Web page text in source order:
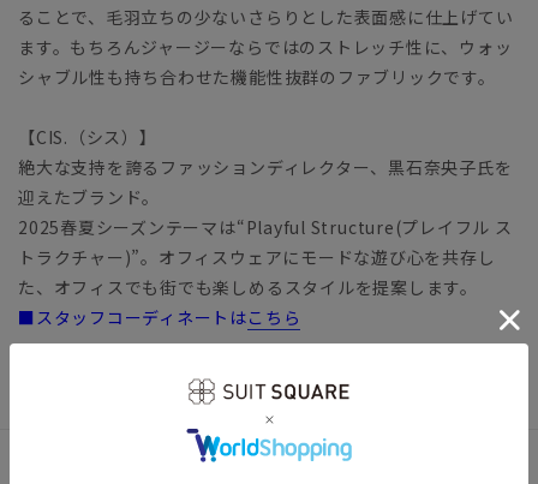
ることで、毛羽立ちの少ないさらりとした表面感に仕上げてい
ます。もちろんジャージーならではのストレッチ性に、ウォッ
シャブル性も持ち合わせた機能性抜群のファブリックです。
【CIS.（シス）】
絶大な支持を誇るファッションディレクター、黒石奈央子氏を
迎えたブランド。
2025春夏シーズンテーマは“Playful Structure(プレイフル ス
トラクチャー)”。オフィスウェアにモードな遊び心を共存し
た、オフィスでも街でも楽しめるスタイルを提案します。
■スタッフコーディネートはこちら
トップス オフィスカジュアル